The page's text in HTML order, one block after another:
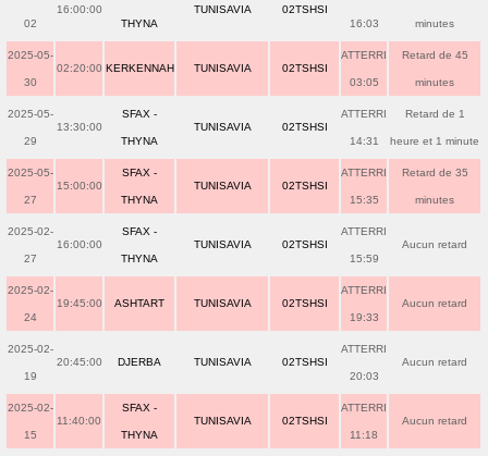
02
16:00:00
THYNA
TUNISAVIA 02TSHSI
16:03 minutes
2025-05-
30
02:20:00 KERKENNAH TUNISAVIA 02TSHSI
ATTERRI
03:05
Retard de 45
minutes
2025-05-
29
13:30:00
SFAX -
THYNA
TUNISAVIA 02TSHSI
ATTERRI
14:31
Retard de 1
heure et 1 minute
2025-05-
27
15:00:00
SFAX -
THYNA
TUNISAVIA 02TSHSI
ATTERRI
15:35
Retard de 35
minutes
2025-02-
27
16:00:00
SFAX -
THYNA
TUNISAVIA 02TSHSI
ATTERRI
15:59
Aucun retard
2025-02-
24
19:45:00 ASHTART TUNISAVIA 02TSHSI
ATTERRI
19:33
Aucun retard
2025-02-
19
20:45:00 DJERBA TUNISAVIA 02TSHSI
ATTERRI
20:03
Aucun retard
2025-02-
15
11:40:00
SFAX -
THYNA
TUNISAVIA 02TSHSI
ATTERRI
11:18
Aucun retard